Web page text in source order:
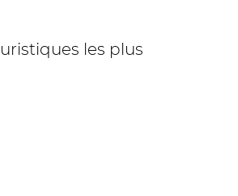
les plus